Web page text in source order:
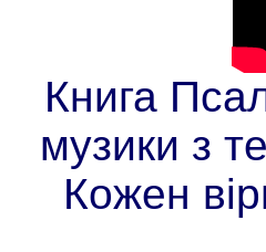
Книга
музики з
Кожен